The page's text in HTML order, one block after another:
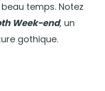
temps. Notez
Week-end, un
gothique.